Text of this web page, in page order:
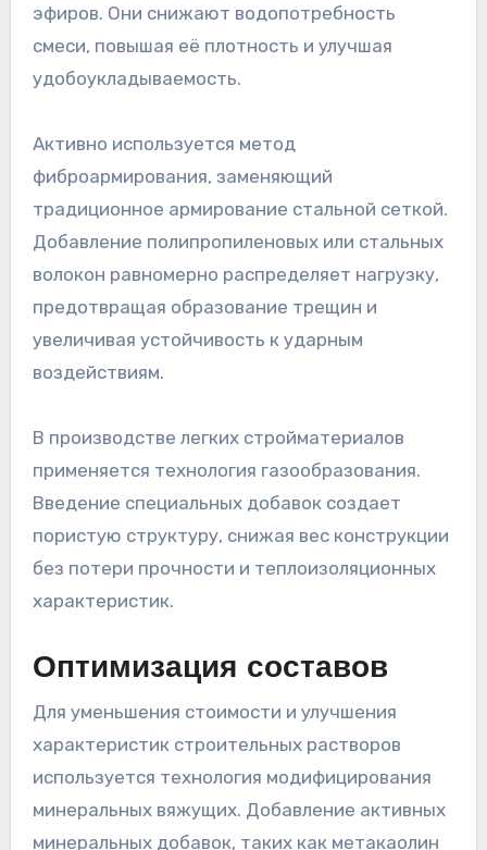
эфиров. Они снижают водопотребность
смеси, повышая её плотность и улучшая
удобоукладываемость.
Активно используется метод
фиброармирования, заменяющий
традиционное армирование стальной сеткой.
Добавление полипропиленовых или стальных
волокон равномерно распределяет нагрузку,
предотвращая образование трещин и
увеличивая устойчивость к ударным
воздействиям.
В производстве легких стройматериалов
применяется технология газообразования.
Введение специальных добавок создает
пористую структуру, снижая вес конструкции
без потери прочности и теплоизоляционных
характеристик.
Оптимизация составов
Для уменьшения стоимости и улучшения
характеристик строительных растворов
используется технология модифицирования
минеральных вяжущих. Добавление активных
минеральных добавок, таких как метакаолин